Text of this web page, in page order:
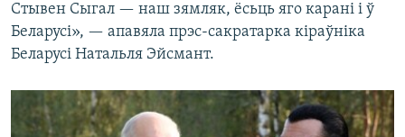
Стывен Сыгал — наш зямляк, ёсьць яго карані і ў
Беларусі», — апавяла прэс-сакратарка кіраўніка
Беларусі Натальля Эйсмант.